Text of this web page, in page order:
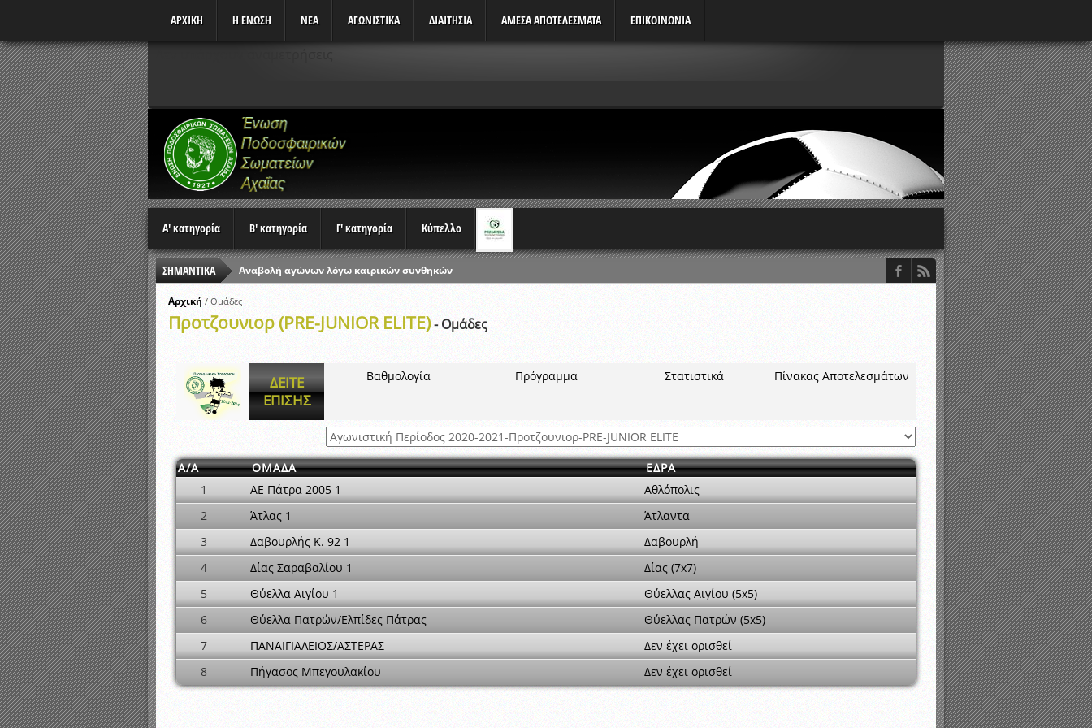
ΑΡΧΙΚΗ Η ΕΝΩΣΗ ΝΕΑ ΑΓΩΝΙΣΤΙΚΆ ΔΙΑΙΤΗΣΙΑ ΑΜΕΣΑ ΑΠΟΤΕΛΕΣΜΑΤΑ ΕΠΙΚΟΙΝΩΝΙΑ
Α' κατηγορία Β' κατηγορία Γ' κατηγορία Κύπελλο
ΣΗΜΑΝΤΙΚΑ
Αναβολή αγώνων λόγω καιρικών συνθηκών
Αποτελέσματα επαναληπτικών γραπτών εξετάσεων και αγωνιστικών δοκιμασιών διαιτητών και παρατηρητών ΕΠΣΑ
Αποτελέσματα γραπτών εξετάσεων Σεμιναρίου προεπιλογής Διαιτητών και Παρατηρητών ΕΠΣΑ αγωνιστικής περιόδου 2015-2016
Καταρτισμός ομάδων ανα όμιλο
Αρχική / Ομάδες
Προτζουνιορ (PRE-JUNIOR ELITE)- Ομάδες
ΔΕΙΤΕ
ΕΠΙΣΗΣ
Βαθμολογία Πρόγραμμα Στατιστικά Πίνακας Αποτελεσμάτων
Α/Α ΟΜΑΔΑ
ΕΔΡΑ
1
ΑΕ Πάτρα 2005 1
Αθλόπολις
2
Άτλας 1
Άτλαντα
3
Δαβουρλής Κ. 92 1
Δαβουρλή
4
Δίας Σαραβαλίου 1
Δίας (7x7)
5
Θύελλα Αιγίου 1
Θύελλας Αιγίου (5x5)
6
Θύελλα Πατρών/Ελπίδες Πάτρας
Θύελλας Πατρών (5x5)
7
ΠΑΝΑΙΓΙΑΛΕΙΟΣ/ΑΣΤΕΡΑΣ
Δεν έχει ορισθεί
8
Πήγασος Μπεγουλακίου Δεν έχει ορισθεί